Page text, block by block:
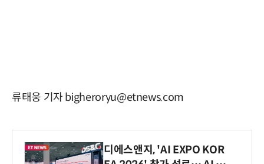
류태웅 기자 bigheroryu@etnews.com
디에스앤지, 'AI EXPO KOR